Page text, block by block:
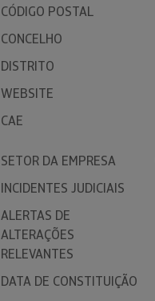
CÓDIGO POSTAL
CONCELHO
DISTRITO
WEBSITE
CAE
SETOR DA EMPRESA
INCIDENTES JUDICIAIS
ALERTAS DE
ALTERAÇÕES
RELEVANTES
DATA DE CONSTITUIÇÃO